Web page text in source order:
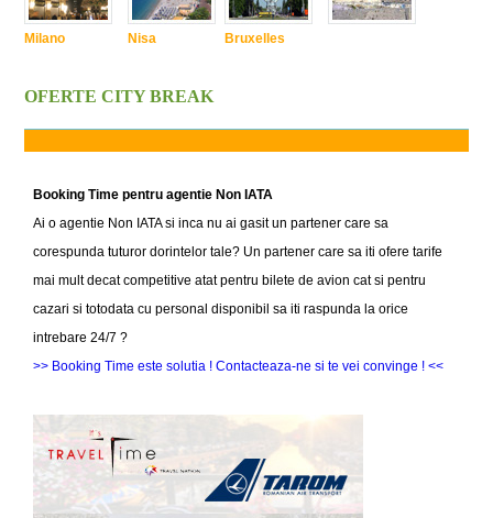
Milano Nisa Bruxelles
OFERTE CITY BREAK
Booking Time pentru agentie Non IATA
Ai o agentie Non IATA si inca nu ai gasit un partener care sa
corespunda tuturor dorintelor tale? Un partener care sa iti ofere tarife
mai mult decat competitive atat pentru bilete de avion cat si pentru
cazari si totodata cu personal disponibil sa iti raspunda la orice
intrebare 24/7 ?
>> Booking Time este solutia ! Contacteaza-ne si te vei convinge ! <<